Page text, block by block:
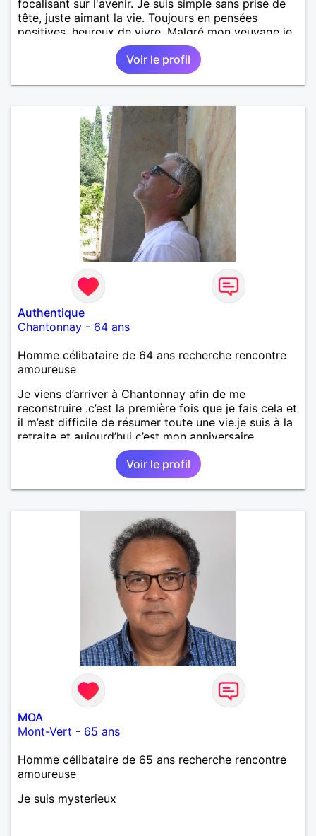
focalisant sur l'avenir. Je suis simple sans prise de
tête, juste aimant la vie. Toujours en pensées
positives, heureux de vivre. Malgré mon veuvage je
me tourne vers l'avenir pour une deuxième vie
intense, remplie de joie, de tendresse et pourquoi
pas par la suite d'amour. Déjà dans un premier
temps, se connaître, puis s'apprécier et ensuite
d'étude, je ne me prends pas la tête sur ce niveau.
Mon meilleurs diplôme étant le CEP certificat
d'étude primaire. Avec ce diplôme on sait que je
sais lire, écrire et compter. En raison de mes
principes je ne corresponds pas avec les
demoiselles approchant les moins de 60 ans
Voir le profil
Authentique
Chantonnay - 64 ans
Homme célibataire de 64 ans recherche rencontre
amoureuse
Je viens d’arriver à Chantonnay afin de me
reconstruire .c’est la première fois que je fais cela et
il m’est difficile de résumer toute une vie.je suis à la
retraite et aujourd’hui c’est mon anniversaire
!J’aimerais rencontrer quelqu’un qui partage les
mêmes valeurs qui font de quelqu’un un être humain
Voir le profil
MOA
Mont-Vert - 65 ans
Homme célibataire de 65 ans recherche rencontre
amoureuse
Je suis mysterieux